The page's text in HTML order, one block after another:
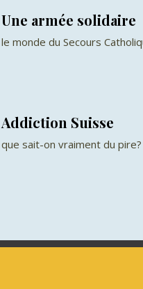
Une armée solidaire
le monde du Secours
Addiction Suisse
que sait-on vraiment du pire?